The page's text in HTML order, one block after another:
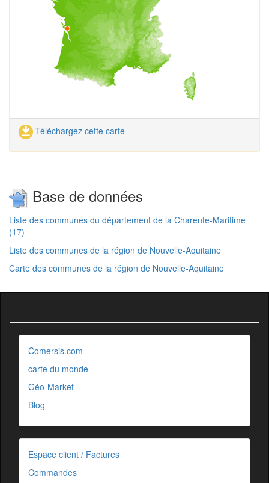
Téléchargez cette carte
Base de données
Liste des communes du département de la Charente-Maritime
(17)
Liste des communes de la région de Nouvelle-Aquitaine
Carte des communes de la région de Nouvelle-Aquitaine
Comersis.com
carte du monde
Géo-Market
Blog
Espace client / Factures
Commandes